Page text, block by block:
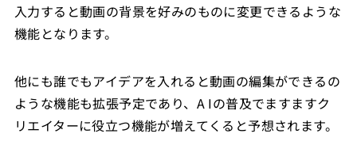
入力すると動画の背景を好みのものに変更できるような
機能となります。
他にも誰でもアイデアを入れると動画の編集ができるの
ような機能も拡張予定であり、A Iの普及でますますク
リエイターに役立つ機能が増えてくると予想されます。